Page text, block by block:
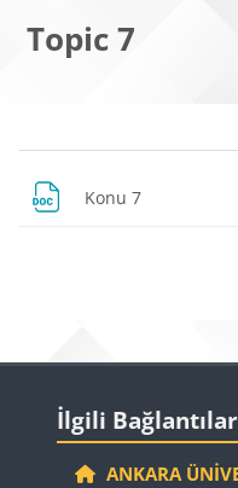
Topic 7
Bloklar
Bölüm
Konu 7
Bloklar
İlgili Bağlantılar
ANKARA